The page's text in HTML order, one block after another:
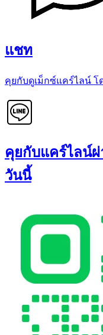
แชท
คุยกับดูเม็กซ์แคร์ไลน์
คุยกับแคร์ไลน์
วันนี้